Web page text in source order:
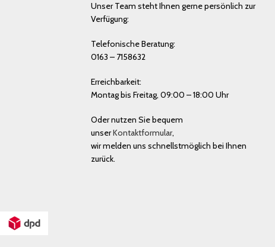
Unser Team steht Ihnen gerne persönlich zur
Verfügung:
Telefonische Beratung:
0163 – 7158632
Erreichbarkeit:
Montag bis Freitag, 09:00 – 18:00 Uhr
Oder nutzen Sie bequem
unserKontaktformular,
wir melden uns schnellstmöglich bei Ihnen
zurück.